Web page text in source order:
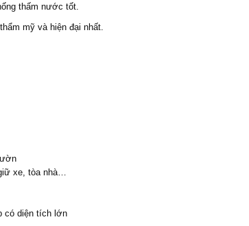
thấm nước tốt.
mỹ và hiện đại nhất.
xe, tòa nhà…
có diện tích lớn